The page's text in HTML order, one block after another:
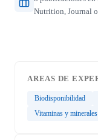
Nutrition, Journal
AREAS DE
Biodisponibilidad
Vitaminas y minerales